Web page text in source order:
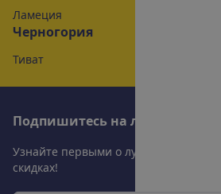
Ламеция
Черногория
Тиват
Подпишитесь на л
Узнайте первыми о лу
скидках!